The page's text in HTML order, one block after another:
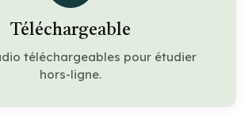
Téléchargeable
téléchargeables pour étudier
hors-ligne.